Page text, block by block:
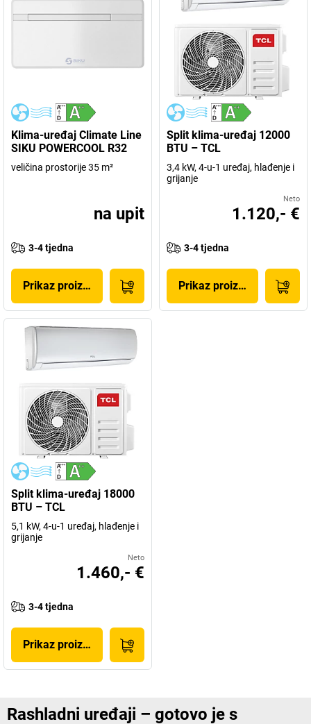
Klima-uređaj Climate Line
SIKU POWERCOOL R32
veličina prostorije 35 m²
na upit
3-4 tjedna
Prikaz proizvoda
Split klima-uređaj 12000
BTU – TCL
3,4 kW, 4-u-1 uređaj, hlađenje i
grijanje
Neto
1.120,- €
3-4 tjedna
Prikaz proizvoda
Split klima-uređaj 18000
BTU – TCL
5,1 kW, 4-u-1 uređaj, hlađenje i
grijanje
Neto
1.460,- €
3-4 tjedna
Prikaz proizvoda
Rashladni uređaji – gotovo je s